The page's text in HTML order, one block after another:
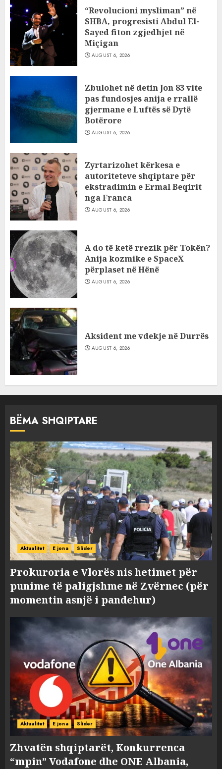
“Revolucioni mysliman” në
SHBA, progresisti Abdul El-
Sayed fiton zgjedhjet në
Miçigan
AUGUST 6, 2026
Zbulohet në detin Jon 83 vite
pas fundosjes anija e rrallë
gjermane e Luftës së Dytë
Botërore
AUGUST 6, 2026
Zyrtarizohet kërkesa e
autoriteteve shqiptare për
ekstradimin e Ermal Beqirit
nga Franca
AUGUST 6, 2026
A do të ketë rrezik për Tokën?
Anija kozmike e SpaceX
përplaset në Hënë
AUGUST 6, 2026
Aksident me vdekje në Durrës
AUGUST 6, 2026
BËMA SHQIPTARE
Aktualitet E jona Slider
Prokuroria e Vlorës nis hetimet për
punime të paligjshme në Zvërnec (për
momentin asnjë i pandehur)
Aktualitet E jona Slider
Zhvatën shqiptarët, Konkurrenca
“mpin” Vodafone dhe ONE Albania,